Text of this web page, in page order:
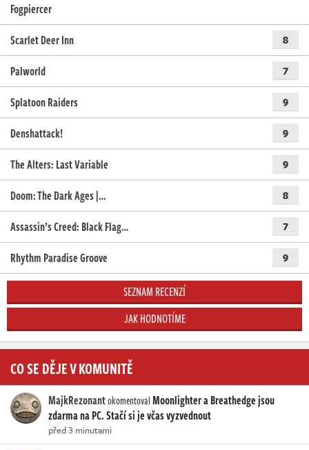
Fogpiercer
Scarlet Deer Inn
8
Palworld 7
Splatoon Raiders 9
Denshattack! 9
The Alters: Last Variable 9
Doom: The Dark Ages |… 8
Assassin’s Creed: Black Flag… 7
Rhythm Paradise Groove 9
SEZNAM RECENZÍ
JAK HODNOTÍME
CO SE DĚJE V KOMUNITĚ
MajkRezonantokomentovalMoonlighter a Breathedge jsou
zdarma na PC. Stačí si je včas vyzvednout
před 3 minutami